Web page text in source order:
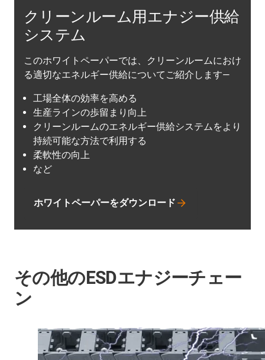
クリーンルーム用エナジー供給
システム
このホワイトペーパーでは、クリーンルームにおけ
る適切なエネルギー供給についてご紹介します―
工場全体の効率を高める
生産ラインの歩留まり向上
クリーンルームのエネルギー供給システムをより
持続可能な方法で利用する
柔軟性の向上
など
ホワイトペーパーをダウンロード
その他のESDエナジーチェー
ン